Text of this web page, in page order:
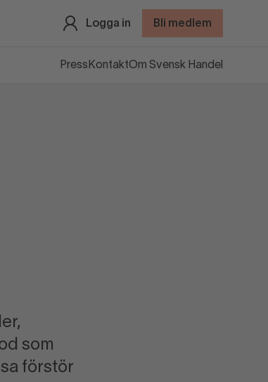
Logga in Bli medlem
Press KontaktOm Svensk Handel
som
förstör